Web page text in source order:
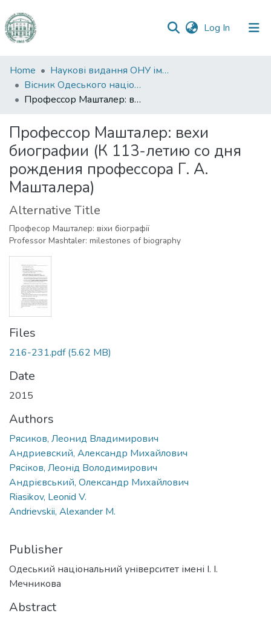
Log In (current)
Communities
&
Collections
Statistics
Home
Наукові видання ОНУ імені І. І. Мечникова
Вісник Одеського національного університету. Біологія
Профессор Машталер: вехи биографии (К 113-летию со дня рождения профессора Г. А. Машталера)
Профессор Машталер: вехи
биографии (К 113-летию со дня
рождения профессора Г. А.
Машталера)
Alternative Title
Професор Машталер: віхи біографії
Professor Mashtaler: milestones of biography
Files
216-231.pdf(5.62 MB)
Date
2015
Authors
Рясиков, Леонид Владимирович
Андриевский, Александр Михайлович
Рясіков, Леонід Володимирович
Андрієвський, Олександр Михайлович
Riasikov, Leonid V.
Andrievskii, Alexander M.
Publisher
Одеський національний університет імені І. І.
Мечникова
Abstract